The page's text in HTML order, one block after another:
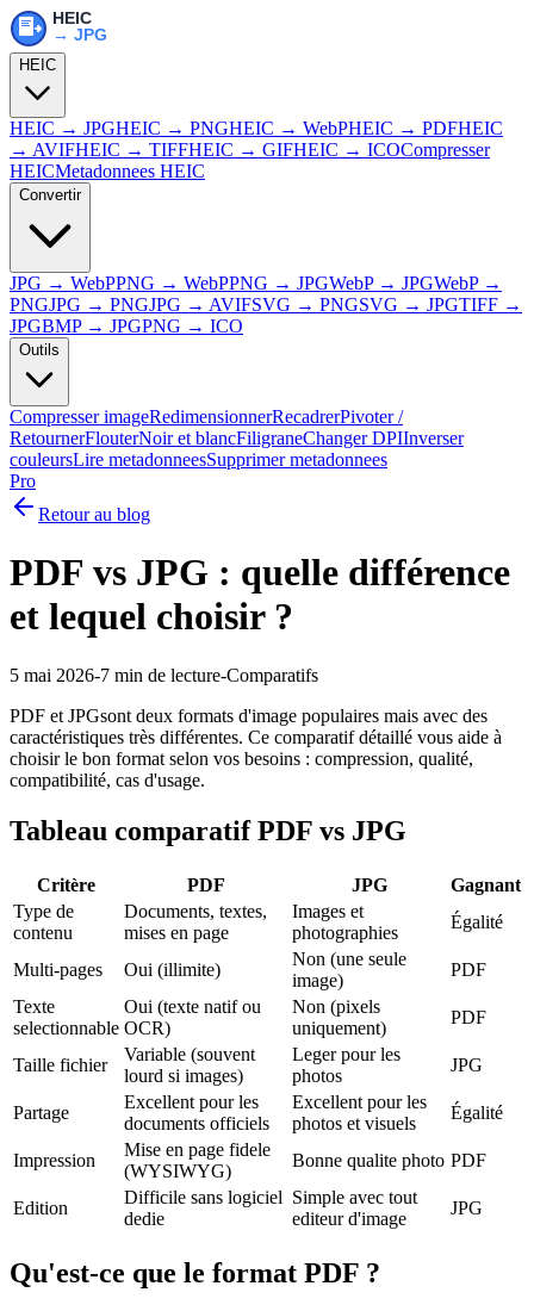
HEIC
HEIC → JPGHEIC → PNGHEIC → WebPHEIC → PDFHEIC
→ AVIFHEIC → TIFFHEIC → GIFHEIC → ICOCompresser
HEICMetadonnees HEIC
Convertir
JPG → WebPPNG → WebPPNG → JPGWebP → JPGWebP →
PNGJPG → PNGJPG → AVIFSVG → PNGSVG → JPGTIFF →
JPGBMP → JPGPNG → ICO
Outils
Compresser imageRedimensionnerRecadrerPivoter /
RetournerFlouterNoir et blancFiligraneChanger DPIInverser
couleursLire metadonneesSupprimer metadonnees
Pro
Retour au blog
PDF vs JPG : quelle différence
et lequel choisir ?
5 mai 2026-7 min de lecture-Comparatifs
PDF et JPGsont deux formats d'image populaires mais avec des
caractéristiques très différentes. Ce comparatif détaillé vous aide à
choisir le bon format selon vos besoins : compression, qualité,
compatibilité, cas d'usage.
Tableau comparatifPDF vs JPG
Critère PDF JPG
Gagnant
Type de
contenu
Documents, textes,
mises en page
Images et
photographies
Égalité
Multi-pages Oui (illimite)
Non (une seule
image)
PDF
Texte
selectionnable
Oui (texte natif ou
OCR)
Non (pixels
uniquement)
PDF
Taille fichier
Variable (souvent
lourd si images)
Leger pour les
photos
JPG
Partage
Excellent pour les
documents officiels
Excellent pour les
photos et visuels
Égalité
Impression
Mise en page fidele
(WYSIWYG)
Bonne qualite photo PDF
Edition
Difficile sans logiciel
dedie
Simple avec tout
editeur d'image
JPG
Qu'est-ce que le format PDF ?